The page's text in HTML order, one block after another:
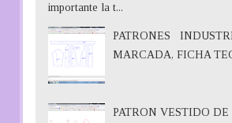
importante la t...
PATRONES
MARCADA, FICHA
PATRON VESTIDO DE